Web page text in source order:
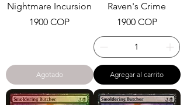
Nightmare Incursion
Precio
1900 COP
Agotado
Raven's Crime
Precio
1900 COP
Agregar al carrito